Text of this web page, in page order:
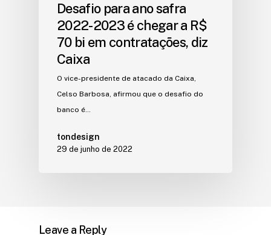
Desafio para ano safra
2022-2023 é chegar a R$
70 bi em contratações, diz
Caixa
O vice-presidente de atacado da Caixa,
Celso Barbosa, afirmou que o desafio do
banco é…
tondesign
29 de junho de 2022
Leave a Reply